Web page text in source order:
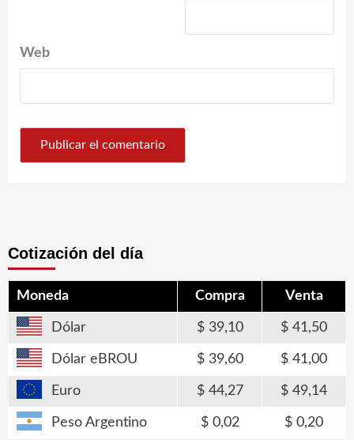
Web
Cotización del día
Moneda Compra Venta
Dólar 39,10 41,50
Dólar eBROU 39,60 41,00
Euro 44,27 49,14
Peso Argentino 0,02 0,20